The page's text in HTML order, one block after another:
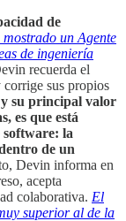
de
un Agente
de ingeniería
recuerda el
corrige sus propios
y su principal valor
es que está
software: la
de un
Devin informa en
acepta
colaborativa. El
superior al de la